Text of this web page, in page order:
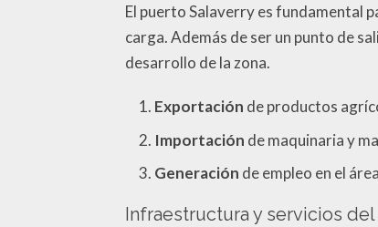
El puerto Salaverry es fundamental
carga. Además de ser un punto de
desarrollo de la zona.
Exportación de productos
Importación de maquinaria y
Generación de empleo en el
Infraestructura y servicios